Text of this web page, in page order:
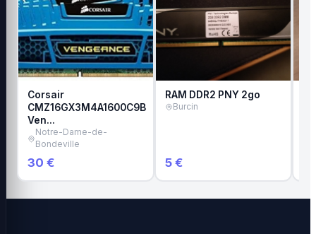
Corsair
CMZ16GX3M4A1600C9B
Ven…
Notre-Dame-de-
Bondeville
30 €
RAM DDR2 PNY 2go
Burcin
5 €